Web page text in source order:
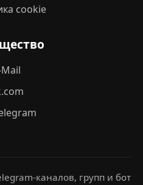
cookie
Mail
каналов, групп и бот